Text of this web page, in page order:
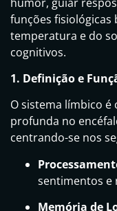
funções fisiológicas
temperatura e do
cognitivos.
1. Definição e
O sistema límbico
profunda no
centrando-se nos
sentimentos e
Memória de